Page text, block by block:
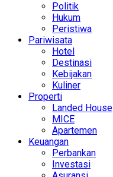
Politik
Hukum
Peristiwa
Pariwisata
Hotel
Destinasi
Kebijakan
Kuliner
Properti
Landed House
MICE
Apartemen
Keuangan
Perbankan
Investasi